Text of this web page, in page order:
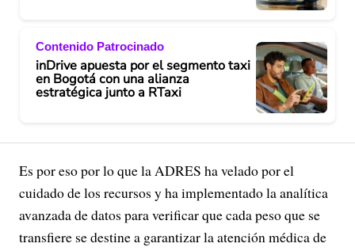
Contenido Patrocinado
inDrive apuesta por el segmento taxi
en Bogotá con una alianza
estratégica junto a RTaxi
Es por eso por lo que la ADRES ha velado por el
cuidado de los recursos y ha implementado la analítica
avanzada de datos para verificar que cada peso que se
transfiere se destine a garantizar la atención médica de